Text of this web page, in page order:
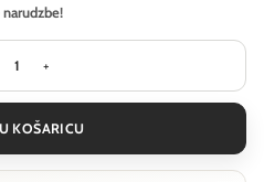
Krajobrazna svjetiljka Outdoor Spear
KOŠARICU